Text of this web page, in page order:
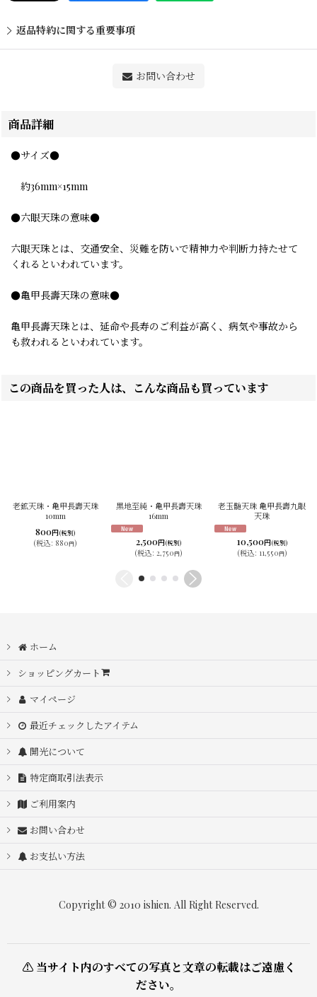
返品特約に関する重要事項
お問い合わせ
商品詳細
●サイズ●
約36mm×15mm
●六眼天珠の意味●
六眼天珠とは、交通安全、災難を防いで精神力や判断力持たせて
くれるといわれています。
●亀甲長壽天珠の意味●
亀甲長壽天珠とは、延命や長寿のご利益が高く、病気や事故から
も救われるといわれています。
この商品を買った人は、こんな商品も買っています
老鉱天珠・亀甲長壽天珠
10mm
800円(税別)
(税込: 880円)
黒地至純・亀甲長壽天珠
16mm
2,500円(税別)
(税込: 2,750円)
老玉髄天珠 亀甲長壽九眼
天珠
10,500円(税別)
(税込: 11,550円)
ホーム
ショッピングカート
マイページ
最近チェックしたアイテム
開光について
特定商取引法表示
ご利用案内
お問い合わせ
お支払い方法
Copyright © 2010 ishien. All Right Reserved.
⚠ 当サイト内のすべての写真と文章の転載はご遠慮く
ださい。